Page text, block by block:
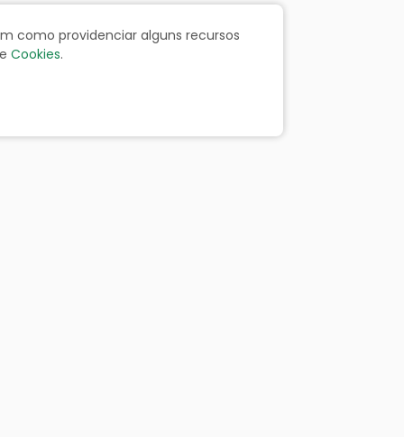
como providenciar alguns recursos
eCookies.